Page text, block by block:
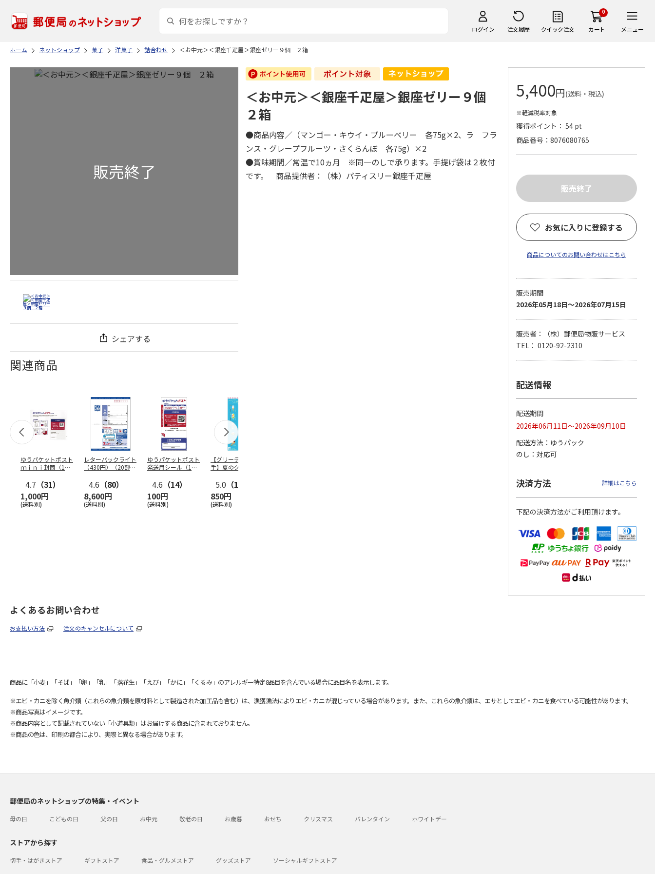
ログイン 注文履歴 クイック注文
0
カート メニュー
ホーム ネットショップ 菓子 洋菓子 詰合わせ ＜お中元＞＜銀座千疋屋＞銀座ゼリー９個 ２箱
シェアする
関連商品
ゆうパケットポスト
ｍｉｎｉ封筒（1個
4.7 （31）
1,000円
(送料別)
レターパックライト
（430円）（20部セ
4.6 （80）
8,600円
(送料別)
ゆうパケットポスト
発送用シール（1個
4.6 （14）
100円
(送料別)
【グリーティング切
手】夏のグリーティ
5.0 （10）
850円
(送料別)
【グリーティング切
円…
4.8（11）
5,500円
4.6（7）
11,000円
＜お中元＞＜銀座千疋屋＞銀座ゼリー９個
２箱
●商品内容／（マンゴー・キウイ・ブルーベリー 各75g×2、ラ フラ
ンス・グレープフルーツ・さくらんぼ 各75g）×2
●賞味期間／常温で10ヵ月 ※同一のしで承ります。手提げ袋は２枚付
です。 商品提供者：（株）パティスリー銀座千疋屋
5,400円(送料・税込)
※軽減税率対象
獲得ポイント： 54 pt
商品番号
8076080765
お気に入りに登録する
商品についてのお問い合わせはこちら
販売期間
2026年05月18日～2026年07月15日
販売者：（株）郵便局物販サービス
TEL： 0120-92-2310
配送情報
配送期間
2026年06月11日～2026年09月10日
配送方法
ゆうパック
のし
対応可
決済方法 詳細はこちら
下記の決済方法がご利用頂けます。
よくあるお問い合わせ
お支払い方法 注文のキャンセルについて
商品に「小麦」「そば」「卵」「乳」「落花生」「えび」「かに」「くるみ」のアレルギー特定8品目を含んでいる場合に品目名を表示します。
※エビ・カニを除く魚介類（これらの魚介類を原材料として製造された加工品も含む）は、漁獲漁法によりエビ・カニが混じっている場合があります。また、これらの魚介類は、エサとしてエビ・カニを食べている可能性があります。
※商品写真はイメージです。
※商品内容として記載されていない「小道具類」はお届けする商品に含まれておりません。
※商品の色は、印刷の都合により、実際と異なる場合があります。
郵便局のネットショップの特集・イベント
母の日 こどもの日 父の日 お中元 敬老の日 お歳暮 おせち クリスマス バレンタイン ホワイトデー
ストアから探す
切手・はがきストア ギフトストア 食品・グルメストア グッズストア ソーシャルギフトストア